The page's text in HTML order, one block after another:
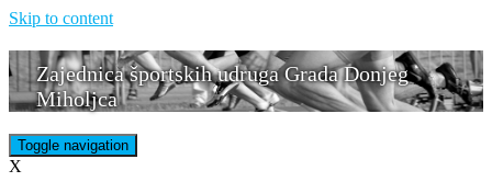
Skip to content
Zajednica športskih udruga Grada Donjeg
Miholjca
Toggle navigation
X